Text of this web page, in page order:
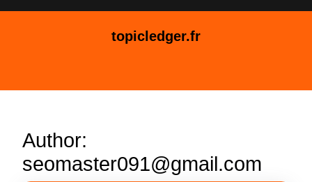
topicledger.fr
Author:
seomaster091@gmail.com